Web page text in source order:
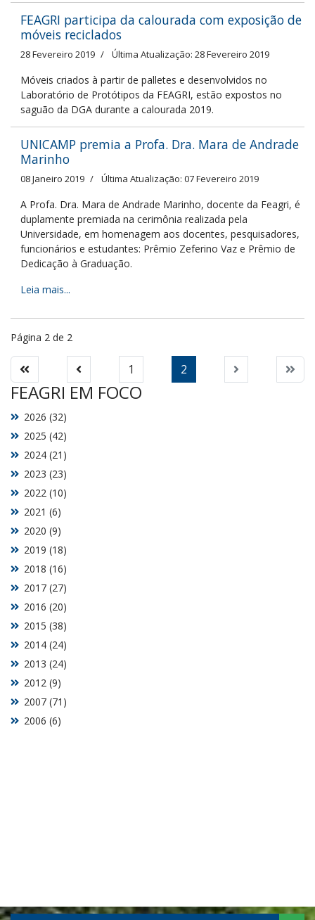
FEAGRI participa da calourada com exposição de
móveis reciclados
28 Fevereiro 2019 Última Atualização: 28 Fevereiro 2019
Móveis criados à partir de palletes e desenvolvidos no
Laboratório de Protótipos da FEAGRI, estão expostos no
saguão da DGA durante a calourada 2019.
UNICAMP premia a Profa. Dra. Mara de Andrade
Marinho
08 Janeiro 2019 Última Atualização: 07 Fevereiro 2019
A Profa. Dra. Mara de Andrade Marinho, docente da Feagri, é
duplamente premiada na cerimônia realizada pela
Universidade, em homenagem aos docentes, pesquisadores,
funcionários e estudantes: Prêmio Zeferino Vaz e Prêmio de
Dedicação à Graduação.
Leia mais...
Página 2 de 2
1 2
FEAGRI EM FOCO
2006 (6)
2007 (71)
2012 (9)
2013 (24)
2014 (24)
2015 (38)
2016 (20)
2017 (27)
2018 (16)
2019 (18)
2020 (9)
2021 (6)
2022 (10)
2023 (23)
2024 (21)
2025 (42)
2026 (32)